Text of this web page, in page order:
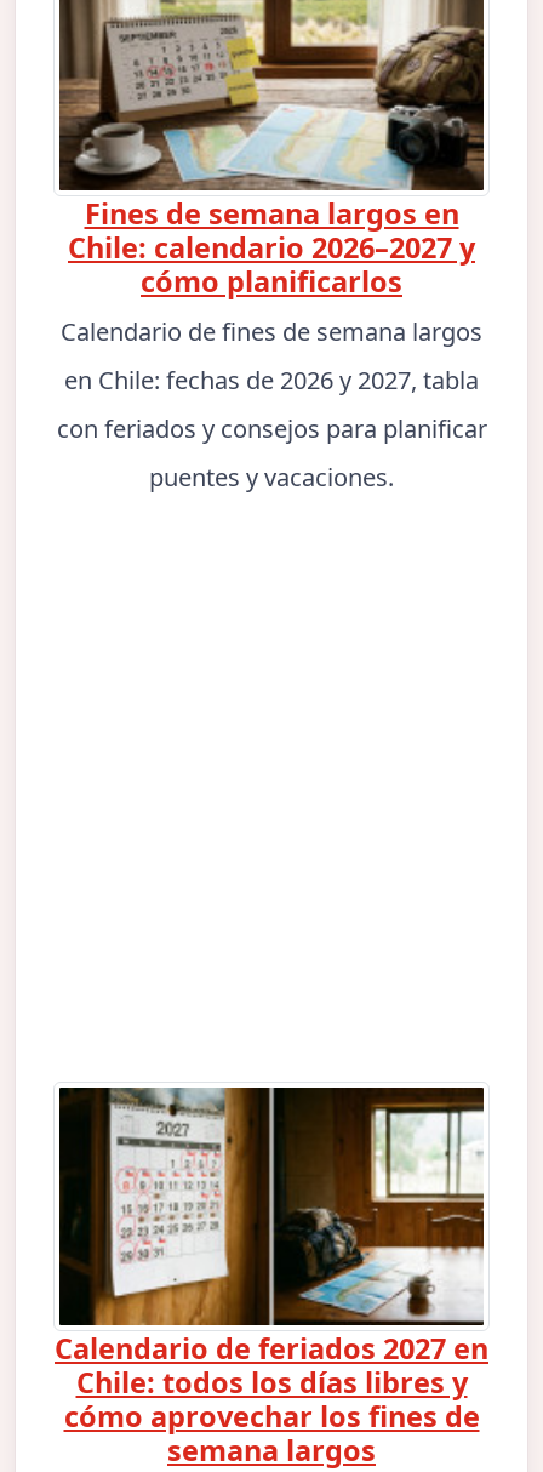
Fines de semana largos en
Chile: calendario 2026–2027 y
cómo planificarlos
Calendario de fines de semana largos
en Chile: fechas de 2026 y 2027, tabla
con feriados y consejos para planificar
puentes y vacaciones.
Calendario de feriados 2027 en
Chile: todos los días libres y
cómo aprovechar los fines de
semana largos